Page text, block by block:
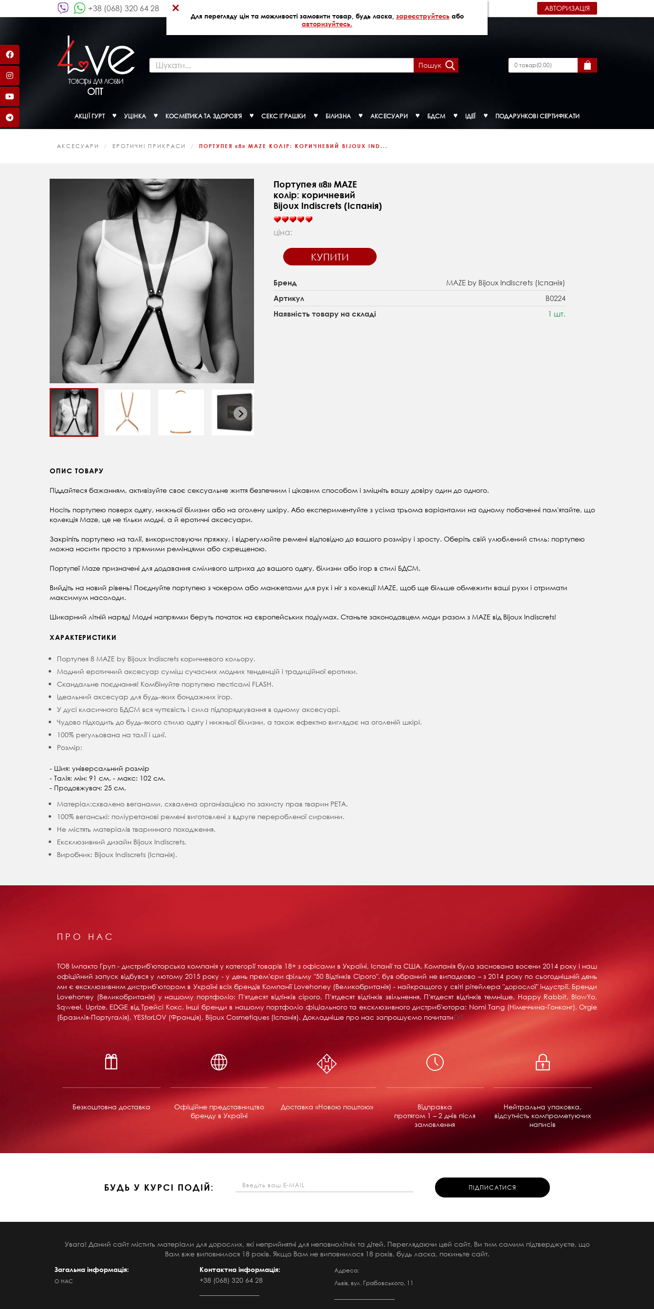
Для перегляду цін та можливості замовити товар, будь ласка, зареєструйтесьабо
авторизуйтесь.
×
+38 (068) 320 64 28 АВТОРИЗАЦІЯ
Пошук 0товар(0.00)
АКЦІЇ ГУРТ УЦІНКА КОСМЕТИКА ТА ЗДОРОВ'Я СЕКС ІГРАШКИ БІЛИЗНА АКСЕСУАРИ БДСМ ІДЕЇ ПОДАРУНКОВІ СЕРТИФІКАТИ
АКСЕСУАРИ ЕРОТИЧНІ ПРИКРАСИ ПОРТУПЕЯ «8» MAZE КОЛІР: КОРИЧНЕВИЙ BIJOUX IND...
Портупея «8» MAZE
колір: коричневий
Bijoux Indiscrets (Іспанія)
ціна:
КУПИТИ
Бренд MAZE by Bijoux Indiscrets (Іспанія)
Артикул B0224
Наявність товару на складі 1 шт.
ОПИС ТОВАРУ
Піддайтеся бажанням, активізуйте своє сексуальне життя безпечним і цікавим способом і зміцніть вашу довіру один до одного.
Носіть портупею поверх одягу, нижньої білизни або на оголену шкіру. Або експериментуйте з усіма трьома варіантами на одному побаченні пам'ятайте, що
колекція Maze, це не тільки модні, а й еротичні аксесуари.
Закріпіть портупею на талії, використовуючи пряжку, і відрегулюйте ремені відповідно до вашого розміру і зросту. Оберіть свій улюблений стиль: портупею
можна носити просто з прямими ремінцями або схрещеною.
Портупеї Maze призначені для додавання сміливого штриха до вашого одягу, білизни або ігор в стилі БДСМ.
Вийдіть на новий рівень! Поєднуйте портупею з чокером або манжетами для рук і ніг з колекції MAZE, щоб ще більше обмежити ваші рухи і отримати
максимум насолоди.
Шикарний літній наряд! Модні напрямки беруть початок на європейських подіумах. Станьте законодавцем моди разом з MAZE від Bijoux Indiscrets!
ХАРАКТЕРИСТИКИ
Портупея 8 MAZE by Bijoux Indiscrets коричневого кольору.
Модний еротичний аксесуар суміш сучасних модних тенденцій і традиційної еротики.
Скандальне поєднання! Комбінуйте портупею пестісамі FLASH.
Ідеальний аксесуар для будь-яких бондажних ігор.
У дусі класичного БДСМ вся чуттєвість і сила підпорядкування в одному аксесуарі.
Чудово підходить до будь-якого стилю одягу і нижньої білизни, а також ефектно виглядає на оголеній шкірі.
100% регульована на талії і шиї.
Розмір:
- Шия: універсальний розмір
- Талія: мін: 91 см. - макс: 102 см.
- Продовжувач: 25 см.
Матеріал:схвалено веганами, схвалена організацією по захисту прав тварин PETA.
100% веганські: поліуретанові ремені виготовлені з вдруге переробленої сировини.
Не містять матеріалів тваринного походження.
Ексклюзивний дизайн Bijoux Indiscrets.
Виробник: Bijoux Indiscrets (Іспанія).
ПРО НАС
ТОВ Імпакто Груп - дистриб'юторська компанія у категорії товарів 18+ ​​з офісами в Україні, Іспанії та США. Компанія була заснована восени 2014 року і наш
офіційний запуск відбувся у лютому 2015 року - у день прем'єри фільму "50 Відтінків Сірого". був обраний не випадково – з 2014 року по сьогоднішній день
ми є ексклюзивним дистриб'ютором в Україні всіх брендів Компанії Lovehoney (Великобританія) - найкращого у світі рітейлера "дорослої" індустрії. Бренди
Lovehoney (Великобританія) у нашому портфоліо: П'ятдесят відтінків сірого, П'ятдесят відтінків звільнення, П'ятдесят відтінків темніше, Happy Rabbit, BlowYo,
Sqweel, Uprize, EDGE від Трейсі Кокс. Інші бренди в нашому портфоліо фіціального та ексклюзивного дистриб'ютора: Nomi Tang (Німеччина-Гонконг), Orgie
(Бразилія-Португалія), YESforLOV (Франція), Bijoux Cosmetiques (Іспанія). Докладніше про нас запрошуємо почитатиТУТ
Безкоштовна доставка
Офіційне представництво
бренду в Україні
Доставка «Новою поштою»
Відправка
протягом 1 – 2 днів після
замовлення
Нейтральна упаковка,
відсутність компрометуючих
написів
БУДЬ У КУРСІ ПОДІЙ:
Увага! Даний сайт містить матеріали для дорослих, які неприйнятні для неповнолітніх та дітей. Переглядаючи цей сайт, Ви тим самим підтверджуєте, що
Вам вже виповнилося 18 років. Якщо Вам не виповнилося 18 років, будь ласка, покиньте сайт.
Загальна інформація:
О НАС
Контактна інформація:
+38 (068) 320 64 28
Адреса:
Львів, вул. Грабовського, 11